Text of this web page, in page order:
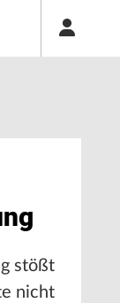
stößt
nicht